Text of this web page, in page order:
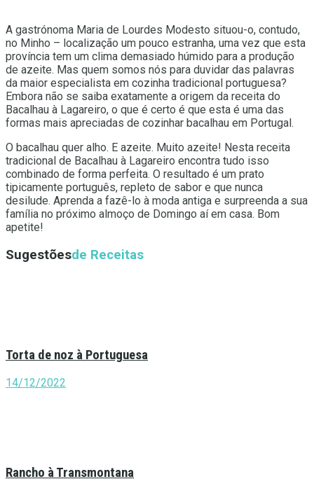
A gastrónoma Maria de Lourdes Modesto situou-o, contudo,
no Minho – localização um pouco estranha, uma vez que esta
província tem um clima demasiado húmido para a produção
de azeite. Mas quem somos nós para duvidar das palavras
da maior especialista em cozinha tradicional portuguesa?
Embora não se saiba exatamente a origem da receita do
Bacalhau à Lagareiro, o que é certo é que esta é uma das
formas mais apreciadas de cozinhar bacalhau em Portugal.
O bacalhau quer alho. E azeite. Muito azeite! Nesta receita
tradicional de Bacalhau à Lagareiro encontra tudo isso
combinado de forma perfeita. O resultado é um prato
tipicamente português, repleto de sabor e que nunca
desilude. Aprenda a fazê-lo à moda antiga e surpreenda a sua
família no próximo almoço de Domingo aí em casa. Bom
apetite!
Sugestõesde Receitas
Torta de noz à Portuguesa
14/12/2022
Rancho à Transmontana